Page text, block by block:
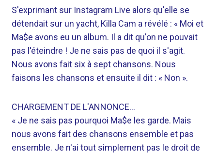
S'exprimant sur Instagram Live alors qu'elle se
détendait sur un yacht, Killa Cam a révélé : « Moi et
Ma$e avons eu un album. Il a dit qu'on ne pouvait
pas l'éteindre ! Je ne sais pas de quoi il s'agit.
Nous avons fait six à sept chansons. Nous
faisons les chansons et ensuite il dit : « Non ».
CHARGEMENT DE L'ANNONCE…
« Je ne sais pas pourquoi Ma$e les garde. Mais
nous avons fait des chansons ensemble et pas
ensemble. Je n'ai tout simplement pas le droit de